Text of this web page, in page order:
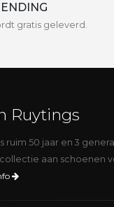
gratis geleverd.
Ruytings
ruim 50 jaar en 3
aan schoenen